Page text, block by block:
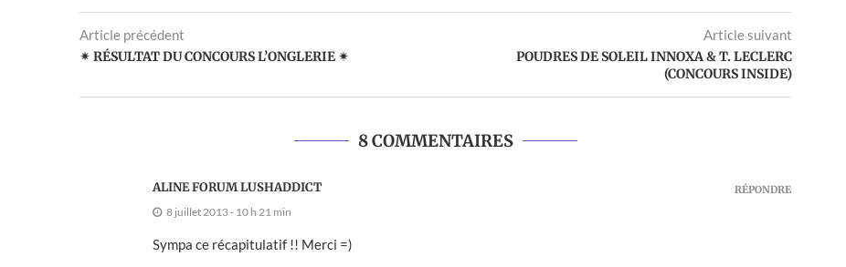
Article précédent
✴ RÉSULTAT DU CONCOURS L’ONGLERIE ✴
Article suivant
POUDRES DE SOLEIL INNOXA & T. LECLERC
(CONCOURS INSIDE)
8 COMMENTAIRES
ALINE FORUM LUSHADDICT
8 juillet 2013 - 10 h 21 min
Sympa ce récapitulatif !! Merci =)
RÉPONDRE